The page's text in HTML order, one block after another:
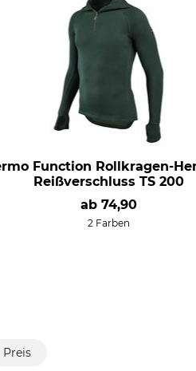
Function Rollkragen-
Reißverschluss TS 200
ab74,90
2 Farben
Preis